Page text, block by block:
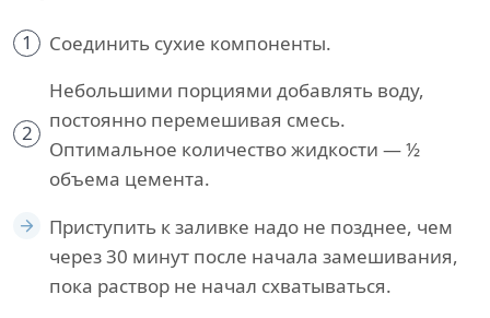
1 Соединить сухие компоненты.
2
Небольшими порциями добавлять воду,
постоянно перемешивая смесь.
Оптимальное количество жидкости — ½
объема цемента.
Приступить к заливке надо не позднее, чем
через 30 минут после начала замешивания,
пока раствор не начал схватываться.